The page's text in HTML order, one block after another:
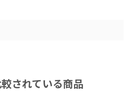
されている商品